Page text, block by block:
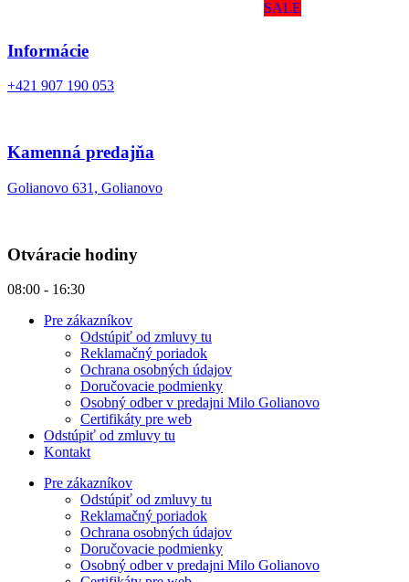
Informácie
+421 907 190 053
Kamenná predajňa
Golianovo 631, Golianovo
Otváracie hodiny
08:00 - 16:30
Pre zákazníkov
Odstúpiť od zmluvy tu
Reklamačný poriadok
Ochrana osobných údajov
Doručovacie podmienky
Osobný odber v predajni Milo Golianovo
Certifikáty pre web
Odstúpiť od zmluvy tu
Kontakt
Pre zákazníkov
Odstúpiť od zmluvy tu
Reklamačný poriadok
Ochrana osobných údajov
Doručovacie podmienky
Osobný odber v predajni Milo Golianovo
SALE